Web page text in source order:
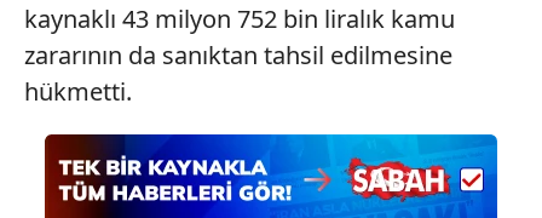
Çerezlere ilişkin tercihlerinizi aşağıda yer alan panel
vasıtasıyla belirleyebilirsiniz. Çerezlere ilişkin detaylı bilgi
Metnimiziziyaret edebilirsiniz.
6698 sayılı Kişisel Verilerin Korunması Kanunu uyarınca
hazırlanmış Aydınlatma Metnimizi okumak ve sitemizde
kaynaklı 43 milyon 752 bin liralık kamu
zararının da sanıktan tahsil edilmesine
hükmetti.